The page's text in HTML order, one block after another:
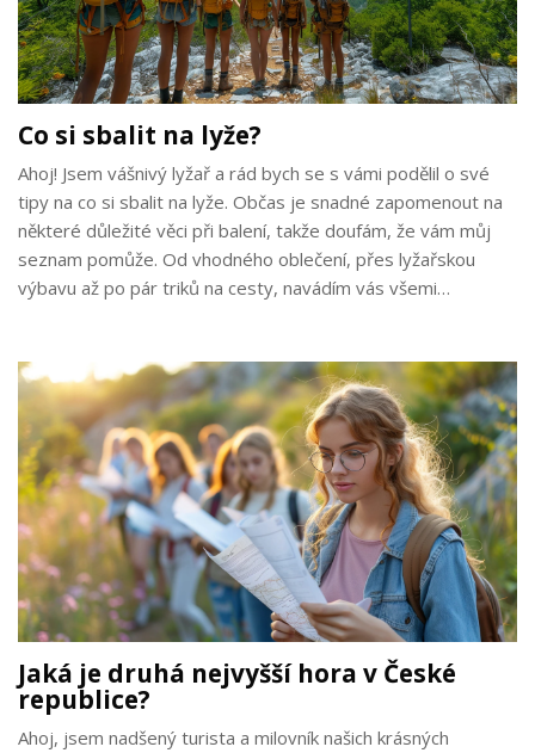
Co si sbalit na lyže?
Ahoj! Jsem vášnivý lyžař a rád bych se s vámi podělil o své
tipy na co si sbalit na lyže. Občas je snadné zapomenout na
některé důležité věci při balení, takže doufám, že vám můj
seznam pomůže. Od vhodného oblečení, přes lyžařskou
výbavu až po pár triků na cesty, navádím vás všemi
Jaká je druhá nejvyšší hora v České
republice?
Ahoj, jsem nadšený turista a milovník našich krásných